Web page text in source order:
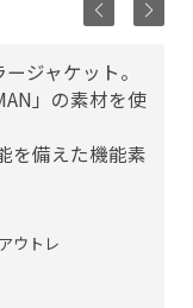
ジャケット。
」の素材を使
を備えた機能素
ウトレ